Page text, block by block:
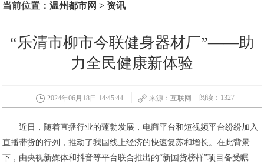
当前位置：温州都市网 > 资讯
“乐清市柳市今联健身器材厂”——助
力全民健康新体验
2024年06月18日 14:45:44 来源：互联网 阅读：1327
近日，随着直播行业的蓬勃发展，电商平台和短视频平台纷纷加入
直播带货的行列，推动了我国线上经济的快速复苏和增长。在此背景
下，由央视新媒体和抖音等平台联合推出的“新国货榜样”项目备受瞩